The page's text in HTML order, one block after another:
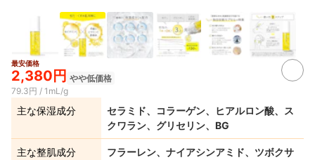
最安価格
2,380円 やや低価格
79.3円 / 1mL/g
主な保湿成分
セラミド、コラーゲン、ヒアルロン酸、ス
クワラン、グリセリン、BG
主な整肌成分
フラーレン、ナイアシンアミド、ツボクサ